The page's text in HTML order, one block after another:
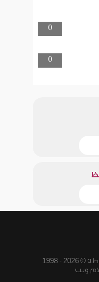
0
0
جميع الحقوق محفوظة © 2026 - 1998
ويب